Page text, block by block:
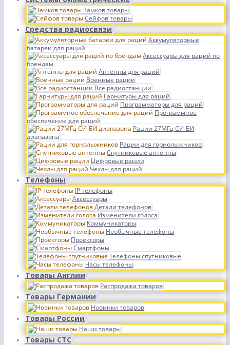
Замков товары
Сейфов товары
Средства радиосвязи
Аккумуляторные
батареи для раций
Аксессуары для раций по
брендам
Антенны для раций
Военные рации
Все радиостанции
Гарнитуры для раций
Программаторы для раций
Программное
обеспечение для раций
Рации 27МГц СИ-БИ
диапазона
Рации для горнолыжников
Спутниковые антенны
Цифровые рации
Чехлы для раций
Телефоны
IP телефоны
Аксессуары
Детали телефонов
Изменители голоса
Коммуникаторы
Необычные телефоны
Проекторы
Смартфоны
Телефоны спутниковые
Часы телефоны
Товары Англии
Распродажа товаров
Товары Германии
Новинки товаров
Товары России
Наши товары
Товары СТС